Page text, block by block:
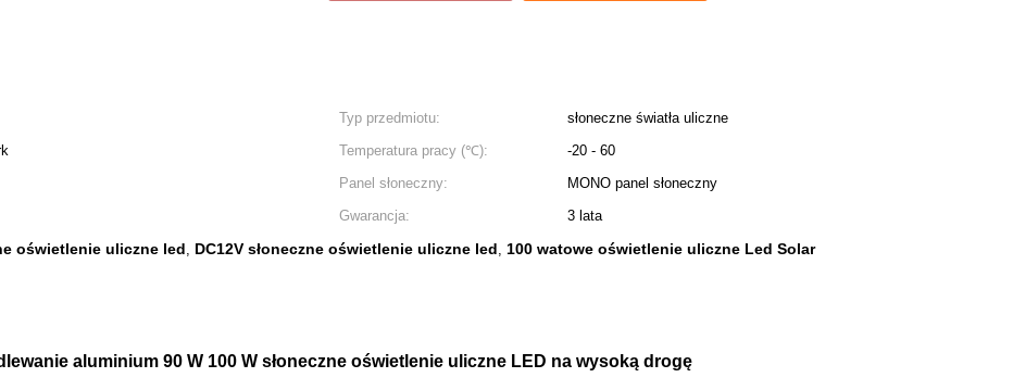
Typ przedmiotu:
słoneczne światła uliczne
Temperatura pracy (℃):
-20 - 60
Panel słoneczny:
MONO panel słoneczny
Gwarancja:
3 lata
oświetlenie uliczne led, DC12V słoneczne oświetlenie uliczne led, 100 watowe oświetlenie uliczne Led Solar
aluminium 90 W 100 W słoneczne oświetlenie uliczne LED na wysoką drogę